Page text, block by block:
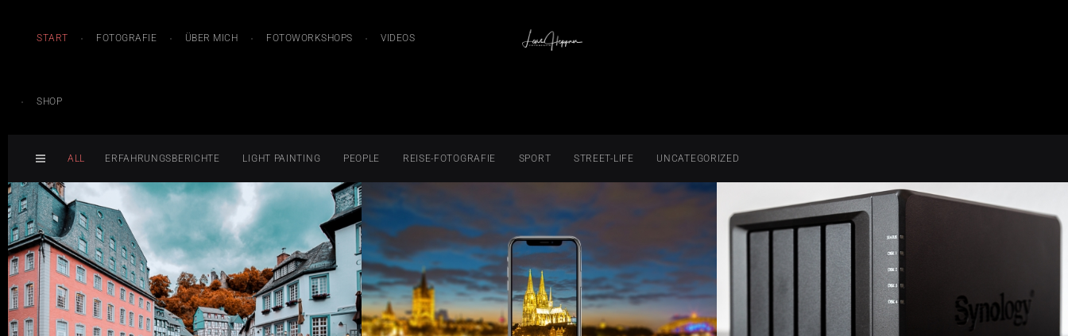
START FOTOGRAFIE ÜBER MICH FOTOWORKSHOPS VIDEOS
SHOP
ALL ERFAHRUNGSBERICHTE LIGHT PAINTING PEOPLE REISE-FOTOGRAFIE SPORT STREET-LIFE UNCATEGORIZED